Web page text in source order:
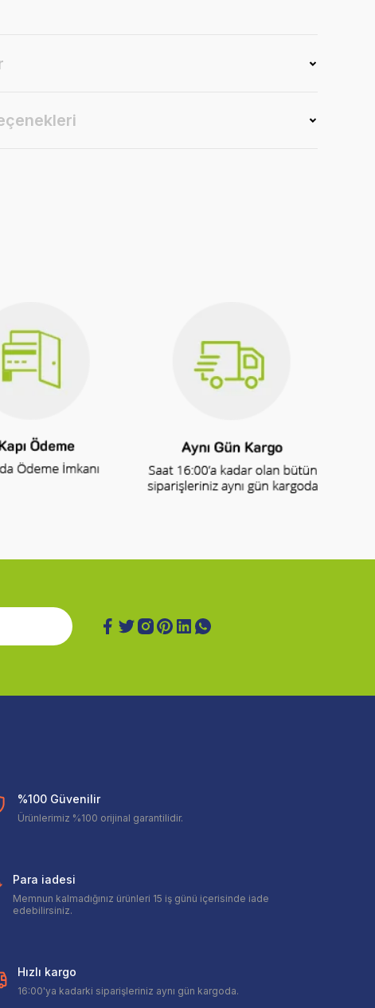
%100 Güvenilir
Ürünlerimiz %100 orijinal garantilidir.
Para iadesi
Memnun kalmadığınız ürünleri 15 iş günü içerisinde iade
edebilirsiniz.
Hızlı kargo
16:00'ya kadarki siparişleriniz aynı gün kargoda.